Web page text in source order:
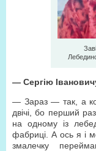
— Сергію
— Зараз — так, а
двічі, бо перший
на одному із
фабриці. А ось я і
змалечку